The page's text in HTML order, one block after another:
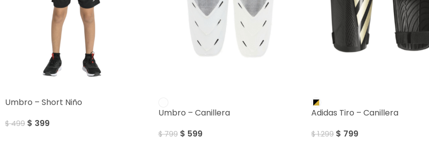
Umbro – Short Niño
$499 $ 399
Umbro – Canillera
$799 $ 599
Adidas Tiro – Canillera
$1.299 $ 799